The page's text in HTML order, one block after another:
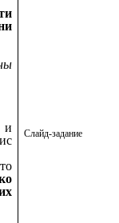
и
Слайд-задание